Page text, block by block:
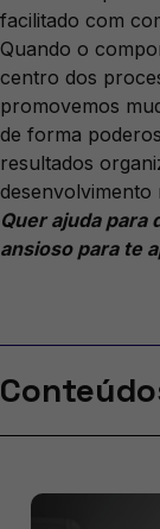
facilitado com
Quando o
centro dos
promovemos
de forma
resultados
desenvolvimento
Quer ajuda para
ansioso para te